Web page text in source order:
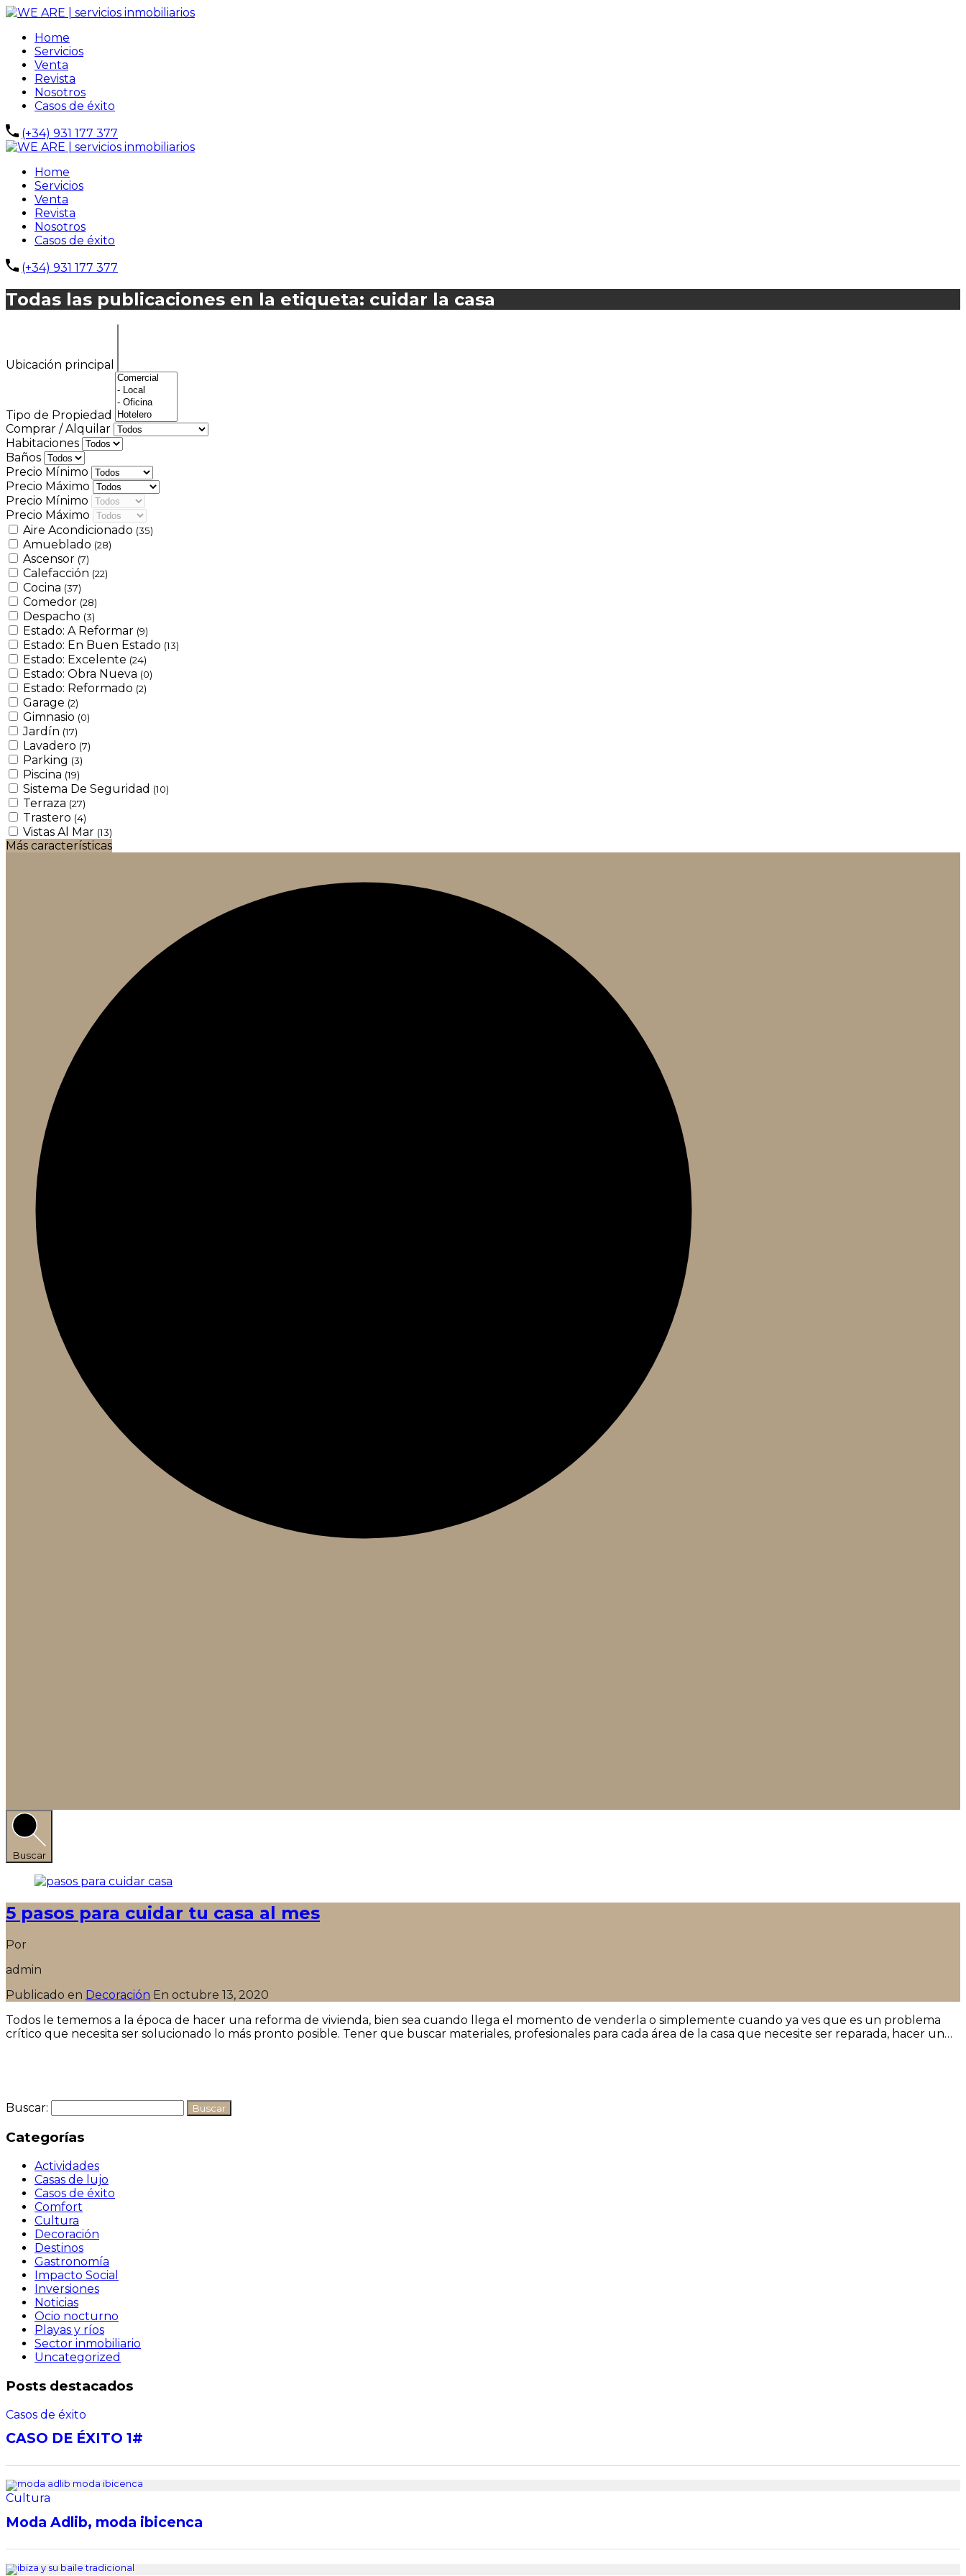
Home
Servicios
Venta
Revista
Nosotros
Casos de éxito
(+34) 931 177 377
Home
Servicios
Venta
Revista
Nosotros
Casos de éxito
(+34) 931 177 377
Todas las publicaciones en la etiqueta: cuidar la casa
Ubicación principal
Tipo de Propiedad
Comprar / Alquilar
Habitaciones
Baños
Precio Mínimo
Precio Máximo
Precio Mínimo
Precio Máximo
Aire Acondicionado (35)
Amueblado (28)
Ascensor (7)
Calefacción (22)
Cocina (37)
Comedor (28)
Despacho (3)
Estado: A Reformar (9)
Estado: En Buen Estado (13)
Estado: Excelente (24)
Estado: Obra Nueva (0)
Estado: Reformado (2)
Garage (2)
Gimnasio (0)
Jardín (17)
Lavadero (7)
Parking (3)
Piscina (19)
Sistema De Seguridad (10)
Terraza (27)
Trastero (4)
Vistas Al Mar (13)
Más características
Buscar
5 pasos para cuidar tu casa al mes
Por
admin
Publicado en Decoración En octubre 13, 2020
Todos le tememos a la época de hacer una reforma de vivienda, bien sea cuando llega el momento de venderla o simplemente cuando ya ves que es un problema
crítico que necesita ser solucionado lo más pronto posible. Tener que buscar materiales, profesionales para cada área de la casa que necesite ser reparada, hacer un…
Buscar:
Categorías
Actividades
Casas de lujo
Casos de éxito
Comfort
Cultura
Decoración
Destinos
Gastronomía
Impacto Social
Inversiones
Noticias
Ocio nocturno
Playas y ríos
Sector inmobiliario
Uncategorized
Posts destacados
Casos de éxito
CASO DE ÉXITO 1#
Cultura
Moda Adlib, moda ibicenca